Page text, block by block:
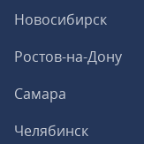
Новосибирск
Ростов-на-Дону
Самара
Челябинск